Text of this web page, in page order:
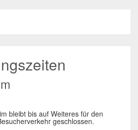
bleibt bis auf Weiteres für den
geschlossen.